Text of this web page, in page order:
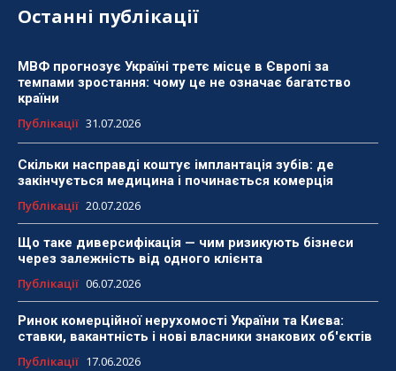
Останні публікації
МВФ прогнозує Україні третє місце в Європі за
темпами зростання: чому це не означає багатство
країни
Публікації 31.07.2026
Скільки насправді коштує імплантація зубів: де
закінчується медицина і починається комерція
Публікації 20.07.2026
Що таке диверсифікація — чим ризикують бізнеси
через залежність від одного клієнта
Публікації 06.07.2026
Ринок комерційної нерухомості України та Києва:
ставки, вакантність і нові власники знакових об'єктів
Публікації 17.06.2026